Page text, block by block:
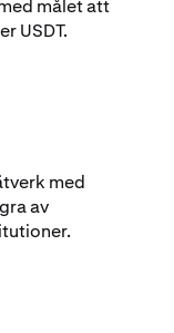
målet att
USDT.
med
av